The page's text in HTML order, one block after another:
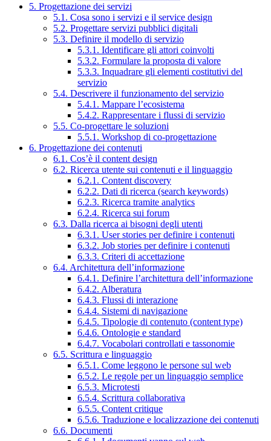
5. Progettazione dei servizi
5.1. Cosa sono i servizi e il service design
5.2. Progettare servizi pubblici digitali
5.3. Definire il modello di servizio
5.3.1. Identificare gli attori coinvolti
5.3.2. Formulare la proposta di valore
5.3.3. Inquadrare gli elementi costitutivi del
servizio
5.4. Descrivere il funzionamento del servizio
5.4.1. Mappare l’ecosistema
5.4.2. Rappresentare i flussi di servizio
5.5. Co-progettare le soluzioni
5.5.1. Workshop di co-progettazione
6. Progettazione dei contenuti
6.1. Cos’è il content design
6.2. Ricerca utente sui contenuti e il linguaggio
6.2.1. Content discovery
6.2.2. Dati di ricerca (search keywords)
6.2.3. Ricerca tramite analytics
6.2.4. Ricerca sui forum
6.3. Dalla ricerca ai bisogni degli utenti
6.3.1. User stories per definire i contenuti
6.3.2. Job stories per definire i contenuti
6.3.3. Criteri di accettazione
6.4. Architettura dell’informazione
6.4.1. Definire l’architettura dell’informazione
6.4.2. Alberatura
6.4.3. Flussi di interazione
6.4.4. Sistemi di navigazione
6.4.5. Tipologie di contenuto (content type)
6.4.6. Ontologie e standard
6.4.7. Vocabolari controllati e tassonomie
6.5. Scrittura e linguaggio
6.5.1. Come leggono le persone sul web
6.5.2. Le regole per un linguaggio semplice
6.5.3. Microtesti
6.5.4. Scrittura collaborativa
6.5.5. Content critique
6.5.6. Traduzione e localizzazione dei contenuti
6.6. Documenti